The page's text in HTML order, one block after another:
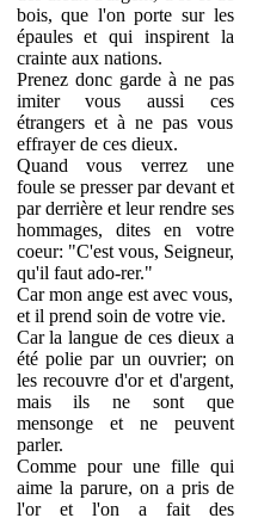
bois, que l'on porte sur les
épaules et qui inspirent la
crainte aux nations.
Prenez donc garde à ne pas
imiter vous aussi ces
étrangers et à ne pas vous
effrayer de ces dieux.
Quand vous verrez une
foule se presser par devant et
par derrière et leur rendre ses
hommages, dites en votre
coeur: "C'est vous, Seigneur,
qu'il faut ado-rer."
Car mon ange est avec vous,
et il prend soin de votre vie.
Car la langue de ces dieux a
été polie par un ouvrier; on
les recouvre d'or et d'argent,
mais ils ne sont que
mensonge et ne peuvent
parler.
Comme pour une fille qui
aime la parure, on a pris de
l'or et l'on a fait des